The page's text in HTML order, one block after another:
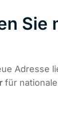
Sie
Adresse
für